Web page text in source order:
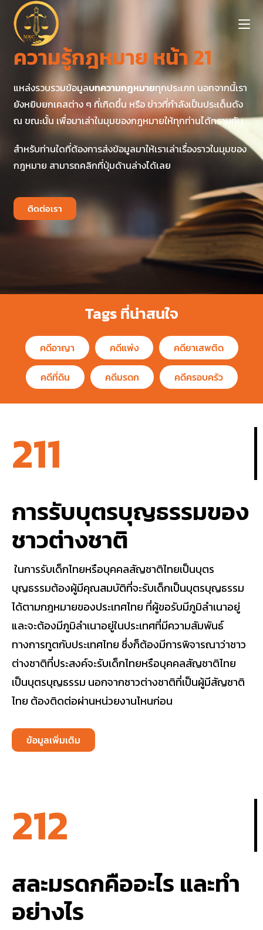
ความรู้กฎหมาย หน้า 21
แหล่งรวบรวมข้อมูลบทความกฎหมายทุกประเภท นอกจากนี้เรา
ยังหยิบยกเคสต่าง ๆ ที่เกิดขึ้น หรือ ข่าวที่กำลังเป็นประเด็นดัง
ณ ขณะนั้น เพื่อมาเล่าในมุมของกฎหมายให้ทุกท่านได้ทราบกัน
สำหรับท่านใดที่ต้องการส่งข้อมูลมาให้เราเล่าเรื่องราวในมุมของ
กฎหมาย สามารถคลิกที่ปุ่มด้านล่างได้เลย
ติดต่อเรา
Tags ที่น่าสนใจ
คดีอาญา คดีแพ่ง คดียาเสพติด
คดีที่ดิน คดีมรดก คดีครอบครัว
211
การรับบุตรบุญธรรมของ
ชาวต่างชาติ
ในการรับเด็กไทยหรือบุคคลสัญชาติไทยเป็นบุตร
บุญธรรมต้องผู้มีคุณสมบัติที่จะรับเด็กเป็นบุตรบุญธรรม
ได้ตามกฎหมายของประเทศไทย ที่ผู้ขอรับมีภูมิลำเนาอยู่
และจะต้องมีภูมิลำเนาอยู่ในประเทศที่มีความสัมพันธ์
ทางการทูตกับประเทศไทย ซึ่งก็ต้องมีการพิจารณาว่าชาว
ต่างชาติที่ประสงค์จะรับเด็กไทยหรือบุคคลสัญชาติไทย
เป็นบุตรบุญธรรม นอกจากชาวต่างชาติที่เป็นผู้มีสัญชาติ
ไทย ต้องติดต่อผ่านหน่วยงานไหนก่อน
ข้อมูลเพิ่มเติม
212
สละมรดกคืออะไร และทำ
อย่างไร